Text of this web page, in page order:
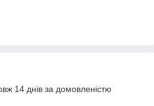
14 днів за домовленістю